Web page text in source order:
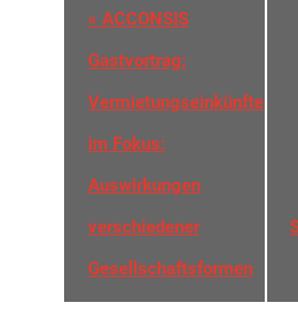
« ACCONSIS
Gastvortrag:
Vermietungseinkünfte
im Fokus:
Auswirkungen
verschiedener
Gesellschaftsformen